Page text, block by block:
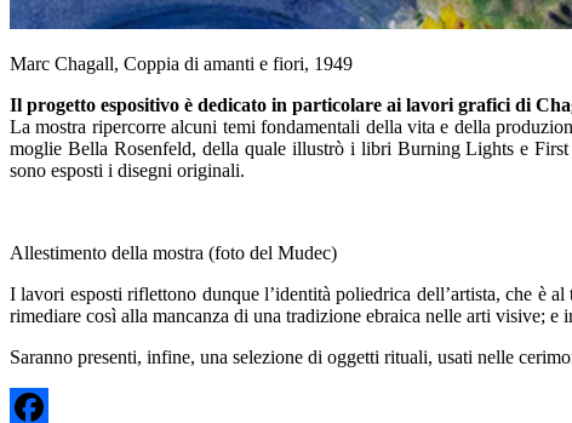
Marc Chagall, Coppia di amanti e fiori, 1949
Il progetto espositivo è dedicato in particolare ai lavori grafici di
La mostra ripercorre alcuni temi fondamentali della vita e della
moglie Bella Rosenfeld, della quale illustrò i libri Burning Lights e
sono esposti i disegni originali.
Allestimento della mostra (foto del Mudec)
I lavori esposti riflettono dunque l’identità poliedrica dell’artista, che è
rimediare così alla mancanza di una tradizione ebraica nelle arti visive;
Saranno presenti, infine, una selezione di oggetti rituali, usati nelle